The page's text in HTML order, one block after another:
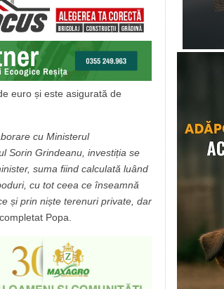
euro și este asigurată de
cu Ministerul
Sorin Grindeanu, investiția se
suma fiind calculată luând
cu tot ceea ce înseamnă
și prin niște terenuri private, dar
Popa.